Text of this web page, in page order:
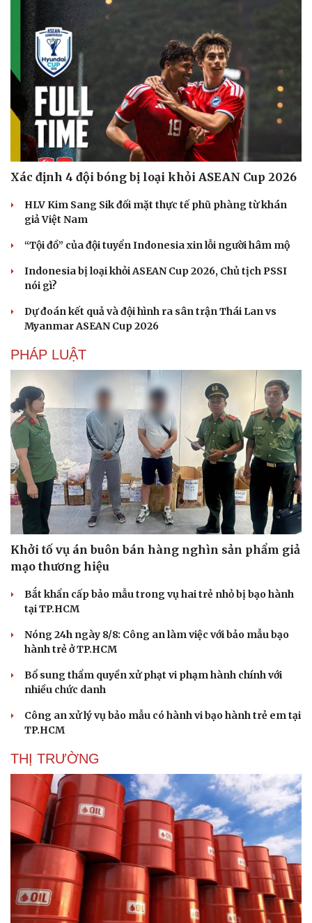
Du lịch
Tư vấn
Săn Tour
check-in
Podcast
Đọc truyện đêm khuya
Cửa sổ tình yêu
Xác định 4 đội bóng bị loại khỏi ASEAN Cup 2026
HLV Kim Sang Sik đối mặt thực tế phũ phàng từ khán
giả Việt Nam
“Tội đồ” của đội tuyển Indonesia xin lỗi người hâm mộ
Indonesia bị loại khỏi ASEAN Cup 2026, Chủ tịch PSSI
nói gì?
Dự đoán kết quả và đội hình ra sân trận Thái Lan vs
Myanmar ASEAN Cup 2026
PHÁP LUẬT
Khởi tố vụ án buôn bán hàng nghìn sản phẩm giả
mạo thương hiệu
Bắt khẩn cấp bảo mẫu trong vụ hai trẻ nhỏ bị bạo hành
tại TP.HCM
Nóng 24h ngày 8/8: Công an làm việc với bảo mẫu bạo
hành trẻ ở TP.HCM
Bổ sung thẩm quyền xử phạt vi phạm hành chính với
nhiều chức danh
Công an xử lý vụ bảo mẫu có hành vi bạo hành trẻ em tại
TP.HCM
THỊ TRƯỜNG